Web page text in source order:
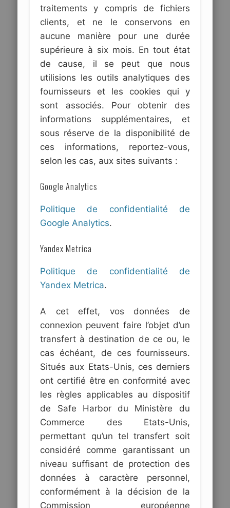
traitements y compris de fichiers
clients, et ne le conservons en
aucune manière pour une durée
supérieure à six mois. En tout état
de cause, il se peut que nous
utilisions les outils analytiques des
fournisseurs et les cookies qui y
sont associés. Pour obtenir des
informations supplémentaires, et
sous réserve de la disponibilité de
ces informations, reportez-vous,
selon les cas, aux sites suivants :
Google Analytics
Politique de confidentialité de
Google Analytics.
Yandex Metrica
Politique de confidentialité de
Yandex Metrica.
A cet effet, vos données de
connexion peuvent faire l’objet d’un
transfert à destination de ce ou, le
cas échéant, de ces fournisseurs.
Situés aux Etats-Unis, ces derniers
ont certifié être en conformité avec
les règles applicables au dispositif
de Safe Harbor du Ministère du
Commerce des Etats-Unis,
permettant qu’un tel transfert soit
considéré comme garantissant un
niveau suffisant de protection des
données à caractère personnel,
conformément à la décision de la
Commission européenne